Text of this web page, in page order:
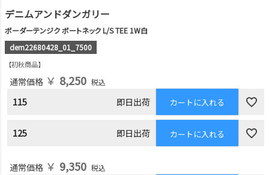
デニムアンドダンガリー
ボーダーテンジク ボートネック L/S TEE 1W白
dem22680428_01_7500
初秋商品
通常価格 ￥ 8,250 税込
115 即日出荷 カートに入れる
125 即日出荷 カートに入れる
通常価格 ￥ 9,350 税込